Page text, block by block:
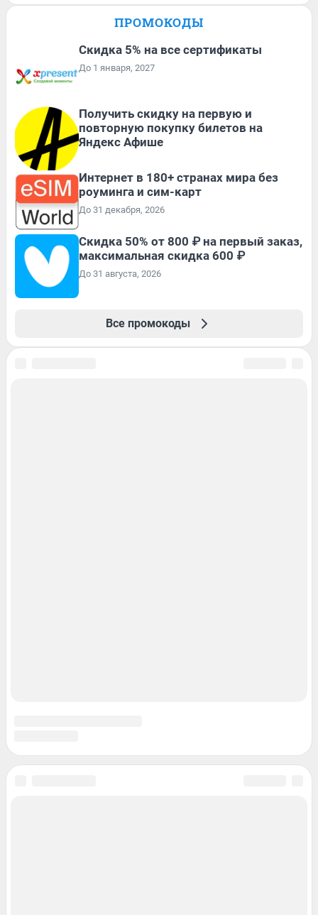
ПРОМОКОДЫ
Скидка 5% на все сертификаты
До 1 января, 2027
Получить скидку на первую и
повторную покупку билетов на
Яндекс Афише
Интернет в 180+ странах мира без
роуминга и сим-карт
До 31 декабря, 2026
Скидка 50% от 800 ₽ на первый заказ,
максимальная скидка 600 ₽
До 31 августа, 2026
Все промокоды